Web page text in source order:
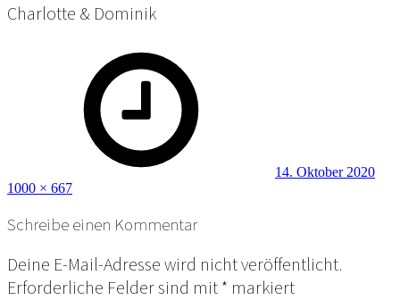
Charlotte & Dominik
14. Oktober 2020
1000 × 667
Schreibe einen Kommentar
Deine E-Mail-Adresse wird nicht veröffentlicht.
Erforderliche Felder sind mit* markiert